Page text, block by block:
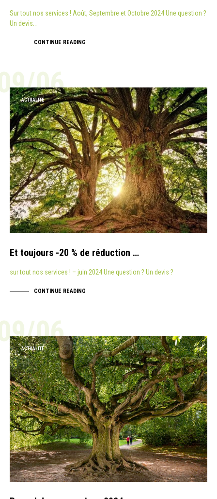
Sur tout nos services ! Août, Septembre et Octobre 2024 Une question ?
Un devis…
CONTINUE READING
06
ACTUALITÉ
Et toujours -20 % de réduction …
sur tout nos services ! – juin 2024 Une question ? Un devis ?
CONTINUE READING
06
ACTUALITÉ